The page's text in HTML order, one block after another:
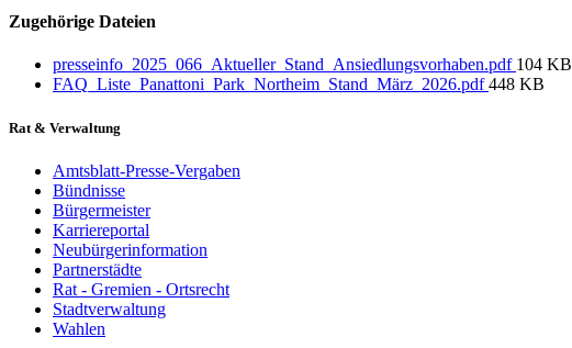
Zugehörige Dateien
presseinfo_2025_066_Aktueller_Stand_Ansiedlungsvorhaben.pdf 104 KB
FAQ_Liste_Panattoni_Park_Northeim_Stand_März_2026.pdf448 KB
Rat & Verwaltung
Amtsblatt-Presse-Vergaben
Bündnisse
Bürgermeister
Karriereportal
Neubürgerinformation
Partnerstädte
Rat - Gremien - Ortsrecht
Stadtverwaltung
Wahlen